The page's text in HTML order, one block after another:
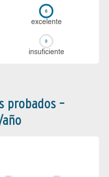
ex­ce­len­te
in­su­fi­cien­te
probados –